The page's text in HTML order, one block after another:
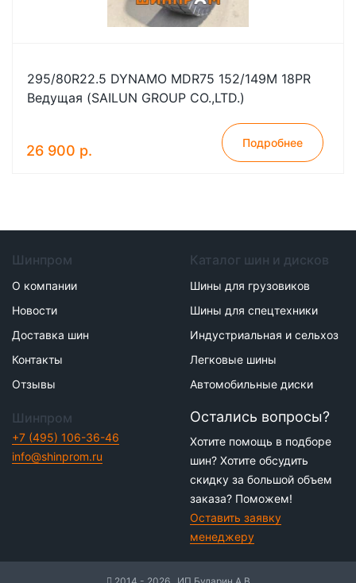
295/80R22.5 DYNAMO MDR75 152/149M 18PR
Ведущая (SAILUN GROUP CO.,LTD.)
26 900 р. Подробнее
Шинпром
О компании
Новости
Доставка шин
Контакты
Отзывы
Каталог шин и дисков
Шины для грузовиков
Шины для спецтехники
Индустриальная и сельхоз
Легковые шины
Автомобильные диски
Шинпром
+7 (495) 106-36-46
info@shinprom.ru
Остались вопросы?
Хотите помощь в подборе
шин? Хотите обсудить
скидку за большой объем
заказа? Поможем!
Оставить заявку
менеджеру